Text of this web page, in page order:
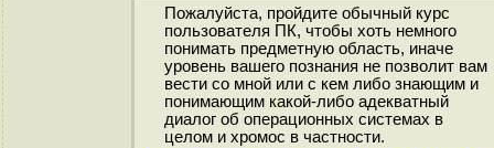
Пожалуйста, пройдите обычный курс
пользователя ПК, чтобы хоть немного
понимать предметную область, иначе
уровень вашего познания не позволит вам
вести со мной или с кем либо знающим и
понимающим какой-либо адекватный
диалог об операционных системах в
целом и хромос в частности.